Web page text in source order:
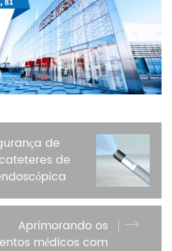
de
de
Aprimorando os
médicos com